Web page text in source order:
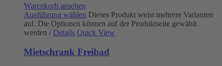
Warenkorb ansehen
Ausführung wählen Dieses Produkt weist mehrere Varianten
auf. Die Optionen können auf der Produktseite gewählt
werden / Details Quick View
Mietschrank Freibad